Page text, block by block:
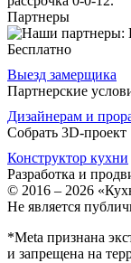
Партнеры
Бесплатно
Выезд замерщика
Партнерские
Дизайнерам и
Собрать 3D-проект
Конструктор кухни
Разработка и
© 2016 – 2026
Не является
*Meta признана
и запрещена на